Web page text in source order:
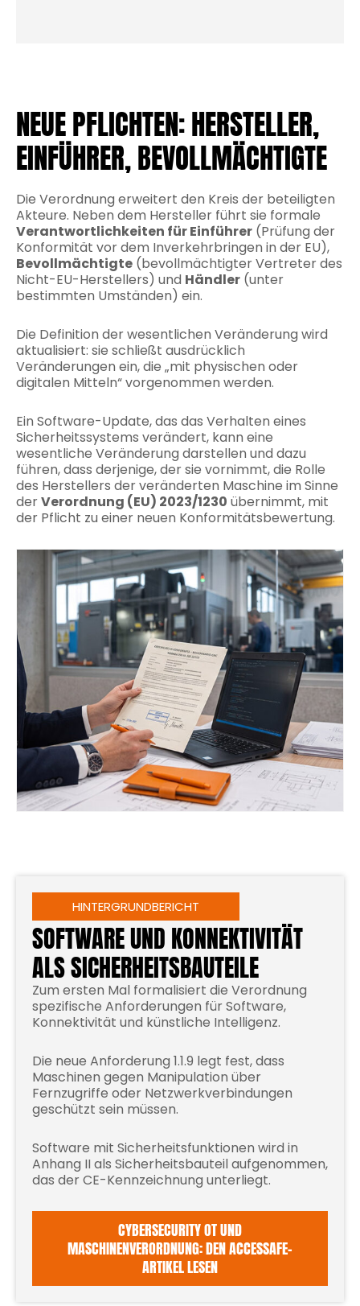
NEUE PFLICHTEN: HERSTELLER,
EINFÜHRER, BEVOLLMÄCHTIGTE
Die Verordnung erweitert den Kreis der beteiligten
Akteure. Neben dem Hersteller führt sie formale
Verantwortlichkeiten für Einführer (Prüfung der
Konformität vor dem Inverkehrbringen in der EU),
Bevollmächtigte (bevollmächtigter Vertreter des
Nicht-EU-Herstellers) und Händler (unter
bestimmten Umständen) ein.
Die Definition der wesentlichen Veränderung wird
aktualisiert: sie schließt ausdrücklich
Veränderungen ein, die „mit physischen oder
digitalen Mitteln“ vorgenommen werden.
Ein Software-Update, das das Verhalten eines
Sicherheitssystems verändert, kann eine
wesentliche Veränderung darstellen und dazu
führen, dass derjenige, der sie vornimmt, die Rolle
des Herstellers der veränderten Maschine im Sinne
derVerordnung (EU) 2023/1230 übernimmt, mit
der Pflicht zu einer neuen Konformitätsbewertung.
HINTERGRUNDBERICHT
SOFTWARE UND KONNEKTIVITÄT
ALS SICHERHEITSBAUTEILE
Zum ersten Mal formalisiert die Verordnung
spezifische Anforderungen für Software,
Konnektivität und künstliche Intelligenz.
Die neue Anforderung 1.1.9 legt fest, dass
Maschinen gegen Manipulation über
Fernzugriffe oder Netzwerkverbindungen
geschützt sein müssen.
Software mit Sicherheitsfunktionen wird in
Anhang II als Sicherheitsbauteil aufgenommen,
das der CE-Kennzeichnung unterliegt.
CYBERSECURITY OT UND
MASCHINENVERORDNUNG: DEN ACCESSAFE-
ARTIKEL LESEN